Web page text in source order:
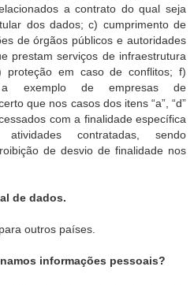
a contrato do qual seja
dos dados; c) cumprimento de
de órgãos públicos e autoridades
prestam serviços de infraestrutura
proteção em caso de conflitos; f)
exemplo de empresas de
que nos casos dos itens “a”, “d”
com a finalidade específica
contratadas, sendo
de desvio de finalidade nos
de dados.
outros países.
informações pessoais?